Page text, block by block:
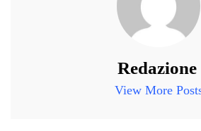
Redazione
View More